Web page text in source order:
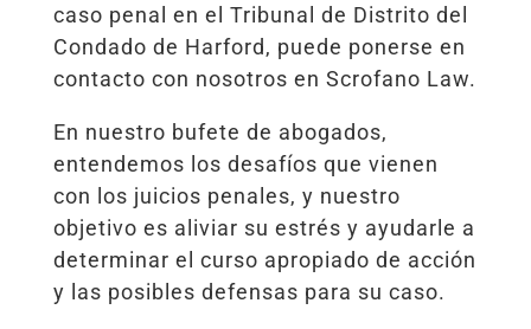
caso penal en el Tribunal de Distrito del
Condado de Harford, puede ponerse en
contacto con nosotros en Scrofano Law.
En nuestro bufete de abogados,
entendemos los desafíos que vienen
con los juicios penales, y nuestro
objetivo es aliviar su estrés y ayudarle a
determinar el curso apropiado de acción
y las posibles defensas para su caso.